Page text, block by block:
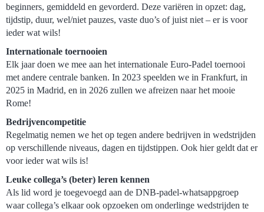
beginners, gemiddeld en gevorderd. Deze variëren in opzet: dag,
tijdstip, duur, wel/niet pauzes, vaste duo’s of juist niet – er is voor
ieder wat wils!
Internationale toernooien
Elk jaar doen we mee aan het internationale Euro-Padel toernooi
met andere centrale banken. In 2023 speelden we in Frankfurt, in
2025 in Madrid, en in 2026 zullen we afreizen naar het mooie
Rome!
Bedrijvencompetitie
Regelmatig nemen we het op tegen andere bedrijven in wedstrijden
op verschillende niveaus, dagen en tijdstippen. Ook hier geldt dat er
voor ieder wat wils is!
Leuke collega’s (beter) leren kennen
Als lid word je toegevoegd aan de DNB-padel-whatsappgroep
waar collega’s elkaar ook opzoeken om onderlinge wedstrijden te